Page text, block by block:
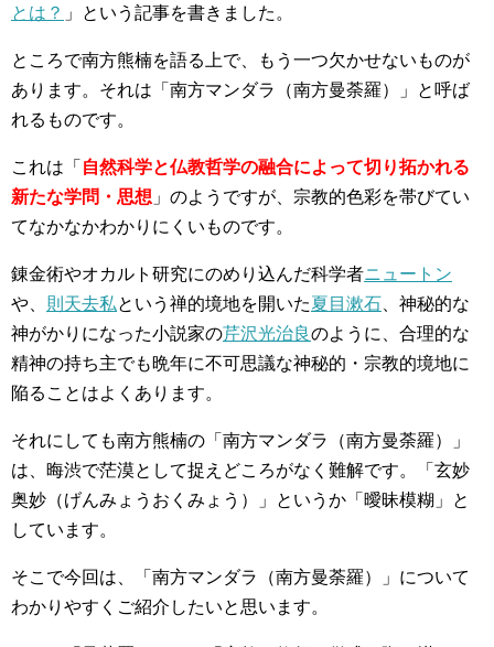
とは？ 」という記事を書きました。
ところで南方熊楠を語る上で、もう一つ欠かせないものが
あります。それは「南方マンダラ（南方曼荼羅）」と呼ば
れるものです。
これは「 自然科学と仏教哲学の融合によって切り拓かれる
新たな学問・思想 」のようですが、宗教的色彩を帯びてい
てなかなかわかりにくいものです。
錬金術やオカルト研究にのめり込んだ科学者ニュートン
や、 則天去私という禅的境地を開いた夏目漱石 、神秘的な
神がかりになった小説家の芹沢光治良のように、合理的な
精神の持ち主でも晩年に不可思議な神秘的・宗教的境地に
陥ることはよくあります。
それにしても南方熊楠の「南方マンダラ（南方曼荼羅）」
は、晦渋で茫漠として捉えどころがなく難解です。「玄妙
奥妙（げんみょうおくみょう）」というか「曖昧模糊」と
しています。
そこで今回は、「南方マンダラ（南方曼荼羅）」について
わかりやすくご紹介したいと思います。